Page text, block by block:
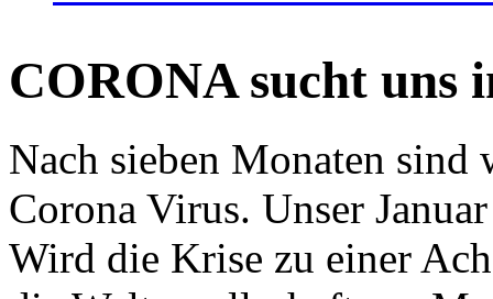
CORONA sucht uns
Nach sieben Monaten
Corona Virus. Unser
Wird die Krise zu einer